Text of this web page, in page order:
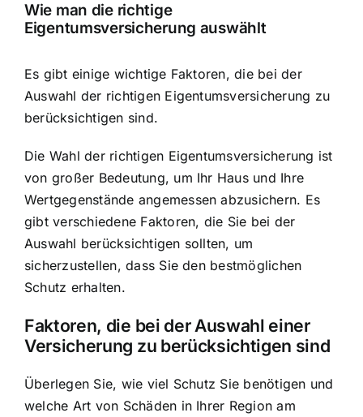
Wie man die richtige
Eigentumsversicherung auswählt
Es gibt einige wichtige Faktoren, die bei der
Auswahl der richtigen Eigentumsversicherung zu
berücksichtigen sind.
Die Wahl der richtigen Eigentumsversicherung ist
von großer Bedeutung, um Ihr Haus und Ihre
Wertgegenstände angemessen abzusichern. Es
gibt verschiedene Faktoren, die Sie bei der
Auswahl berücksichtigen sollten, um
sicherzustellen, dass Sie den bestmöglichen
Schutz erhalten.
Faktoren, die bei der Auswahl einer
Versicherung zu berücksichtigen sind
Überlegen Sie, wie viel Schutz Sie benötigen und
welche Art von Schäden in Ihrer Region am